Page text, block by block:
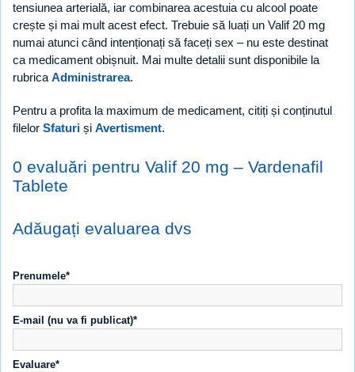
tensiunea arterială, iar combinarea acestuia cu alcool poate
crește și mai mult acest efect. Trebuie să luați un Valif 20 mg
numai atunci când intenționați să faceți sex – nu este destinat
ca medicament obișnuit. Mai multe detalii sunt disponibile la
rubrica Administrarea.
Pentru a profita la maximum de medicament, citiți și conținutul
filelor Sfaturi și Avertisment.
0 evaluări pentru Valif 20 mg – Vardenafil
Tablete
Adăugați evaluarea dvs
Prenumele*
E-mail (nu va fi publicat)*
Evaluare*